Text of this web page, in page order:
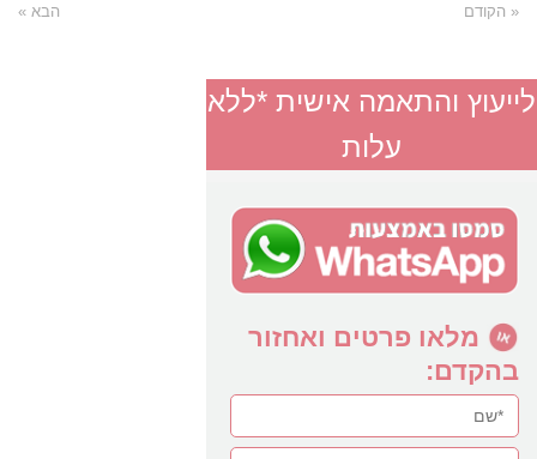
« הקודם הבא »
לייעוץ והתאמה אישית *ללא
עלות
מלאו פרטים ואחזור
בהקדם: